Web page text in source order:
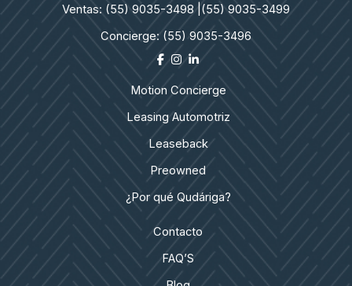
Ventas: (55) 9035-3498 |(55) 9035-3499
Concierge: (55) 9035-3496
Motion Concierge
Leasing Automotriz
Leaseback
Preowned
¿Por qué Qudáriga?
Contacto
FAQ’S